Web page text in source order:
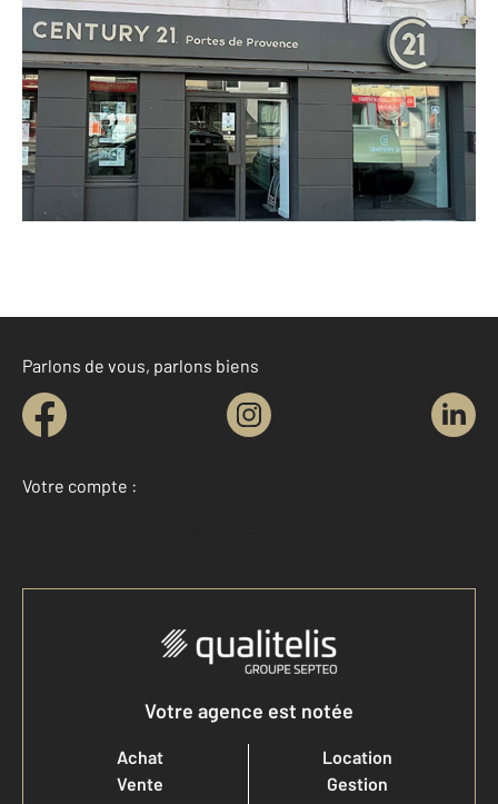
CENTURY 21 Portes de Provence
8-10 avenue Jean Jaurès
MONTELIMAR - 26200
Envoyer un message
Téléphoner à l'agence
Parlons de vous, parlons biens
Votre compte :
Accéder à mon compte
Votre agence est notée
Achat
Vente
Location
Gestion